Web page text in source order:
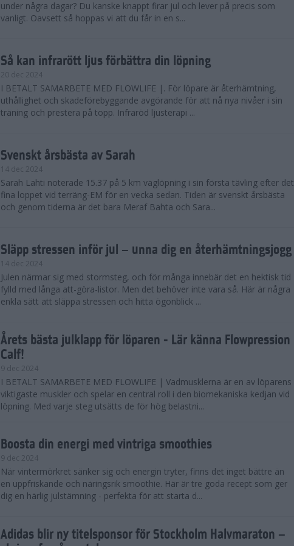
under några dagar? Du kanske knappt firar jul och lever på precis som
vanligt. Oavsett så hoppas vi att du får in en s...
Så kan infrarött ljus förbättra din löpning
20 dec 2024
I BETALT SAMARBETE MED FLOWLIFE |. För löpare är återhämtning,
uthållighet och skadeförebyggande avgörande för att nå nya nivåer i sin
träning och prestera på topp. Infraröd ljusterapi ...
Svenskt årsbästa av Sarah
14 dec 2024
Sarah Lahti noterade 15.37 på 5 km väglöpning i sin första tävling efter det
fina loppet vid terräng-EM för en vecka sedan. Tiden är svenskt årsbästa
och genom tiderna är det bara Meraf Bahta och Sara...
Släpp stressen inför jul – unna dig en återhämtningsjogg
14 dec 2024
Julen närmar sig med stormsteg, och för många innebär det en hektisk tid
fylld med långa att-göra-listor. Men det behöver inte vara så. Här är några
enkla sätt att släppa stressen och hitta ögonblick ...
Årets bästa julklapp för löparen - Lär känna Flowpression
Calf!
9 dec 2024
I BETALT SAMARBETE MED FLOWLIFE | Vadmusklerna är en av löparens
viktigaste muskler och spelar en central roll i den biomekaniska kedjan vid
löpning. Med varje steg utsätts de för hög belastni...
Boosta din energi med vintriga smoothies
9 dec 2024
När vintermörkret sänker sig och energin tryter, finns det inget bättre än
en uppfriskande och näringsrik smoothie. Här är tre goda recept som ger
dig en härlig julstämning - perfekta för att starta d...
Adidas blir ny titelsponsor för Stockholm Halvmaraton –